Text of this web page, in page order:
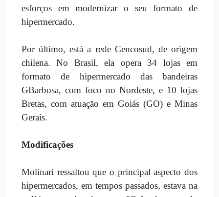
esforços em modernizar o seu formato de
hipermercado.
Por último, está a rede Cencosud, de origem
chilena. No Brasil, ela opera 34 lojas em
formato de hipermercado das bandeiras
GBarbosa, com foco no Nordeste, e 10 lojas
Bretas, com atuação em Goiás (GO) e Minas
Gerais.
Modificações
Molinari ressaltou que o principal aspecto dos
hipermercados, em tempos passados, estava na